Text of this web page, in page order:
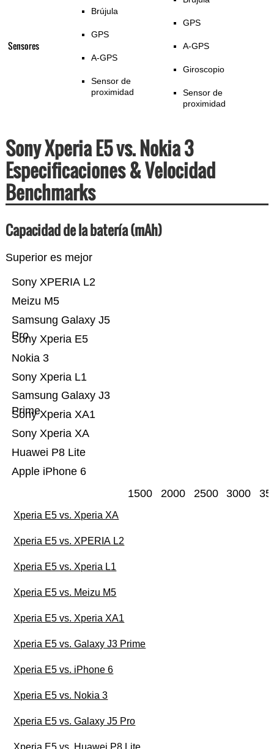
Sensores
Brújula
GPS
A-GPS
Sensor de
proximidad
GPS
A-GPS
Giroscopio
Sensor de
proximidad
Sony Xperia E5 vs. Nokia 3
Especificaciones & Velocidad
Benchmarks
Capacidad de la batería (mAh)
Superior es mejor
Apple iPhone 6
Huawei P8 Lite
Sony Xperia XA
Sony Xperia XA1
Samsung Galaxy J3
Prime
Sony Xperia L1
Nokia 3
Sony Xperia E5
Samsung Galaxy J5
Pro
Meizu M5
Sony XPERIA L2
1500 2000 2500 3000
Xperia E5 vs. Xperia XA
Xperia E5 vs. XPERIA L2
Xperia E5 vs. Xperia L1
Xperia E5 vs. Meizu M5
Xperia E5 vs. Xperia XA1
Xperia E5 vs. Galaxy J3 Prime
Xperia E5 vs. iPhone 6
Xperia E5 vs. Nokia 3
Xperia E5 vs. Galaxy J5 Pro
Xperia E5 vs. Huawei P8 Lite